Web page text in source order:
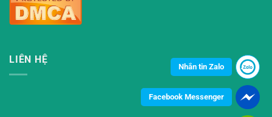
LIÊN HỆ
Nhắn tin Zalo
Facebook Messenger